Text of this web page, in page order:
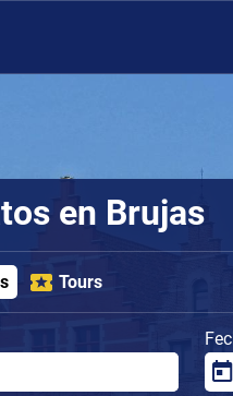
en Brujas
Tours